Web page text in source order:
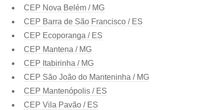
CEP Nova Belém / MG
CEP Barra de São Francisco / ES
CEP Ecoporanga / ES
CEP Mantena / MG
CEP Itabirinha / MG
CEP São João do Manteninha / MG
CEP Mantenópolis / ES
CEP Vila Pavão / ES